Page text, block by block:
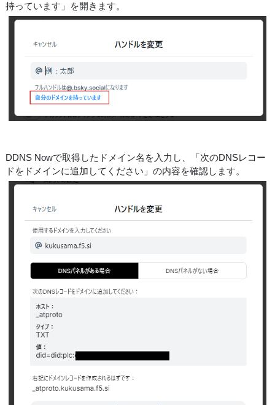
持っています」を開きます。
DDNS Nowで取得したドメイン名を入力し、「次のDNSレコー
ドをドメインに追加してください」の内容を確認します。